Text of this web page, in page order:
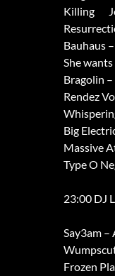
Killing
Bauhaus
She
Bragolin
Rendez
Big
Massive
Type O
23:00 DJ
Say3am –
Frozen